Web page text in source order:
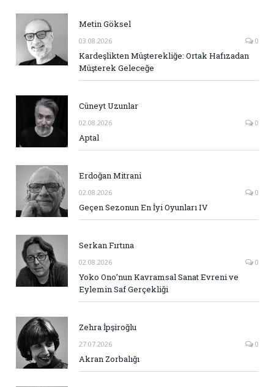
Metin Göksel
03.08.2026 0
Kardeşlikten Müşterekliğe: Ortak Hafızadan
Müşterek Geleceğe
Cüneyt Uzunlar
02.08.2026 0
Aptal
Erdoğan Mitrani
02.08.2026 0
Geçen Sezonun En İyi Oyunları IV
Serkan Fırtına
02.08.2026 0
Yoko Ono’nun Kavramsal Sanat Evreni ve
Eylemin Saf Gerçekliği
Zehra İpşiroğlu
27.07.2026 0
Akran Zorbalığı